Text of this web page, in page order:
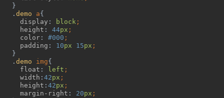
}
. demo a{
display : block ;
height : 44px ;
color : #000 ;
padding : 10px 15px ;
}
. demo img{
float : left ;
width : 42px ;
height : 42px ;
margin-right : 20px ;